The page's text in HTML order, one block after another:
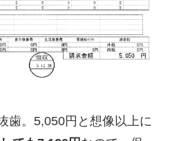
歯。5,050円と想像以上に